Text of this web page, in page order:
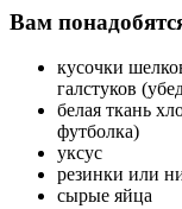
Вам
кусочки
галстуков
белая ткань
футболка)
уксус
резинки или
сырые яйца